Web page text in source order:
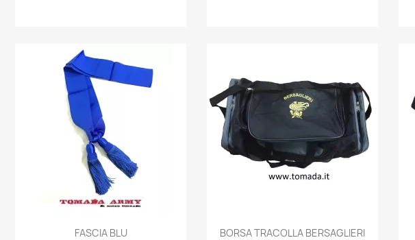
Quick view
FASCIA BLU Quick view
BORSA TRACOLLA BERSAGLIERI